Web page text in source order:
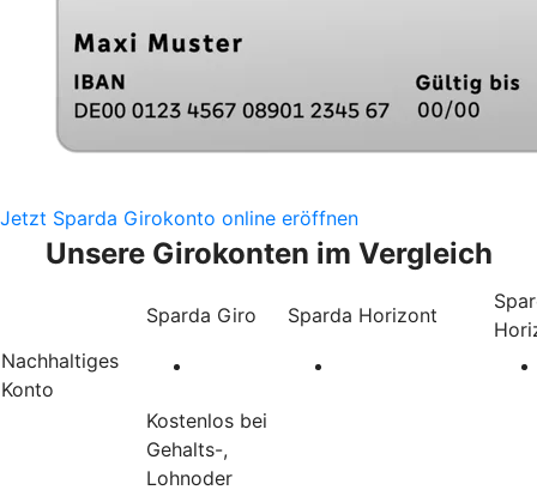
Jetzt Sparda Girokonto online eröffnen
Unsere Girokonten im Vergleich
Sparda Giro Sparda Horizont
Nachhaltiges
Konto
Kostenlos bei
Gehalts-,
Lohnoder